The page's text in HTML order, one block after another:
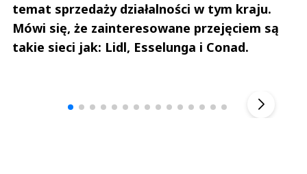
temat sprzedaży działalności w tym kraju.
Mówi się, że zainteresowane przejęciem są
takie sieci jak: Lidl, Esselunga i Conad.